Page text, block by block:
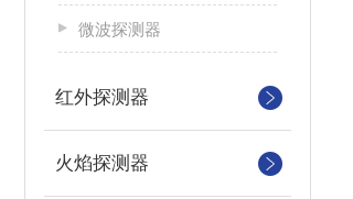
微波探测器
红外探测器
火焰探测器